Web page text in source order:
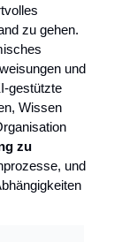
zu gehen.
und
gestützte
Wissen
zu
und